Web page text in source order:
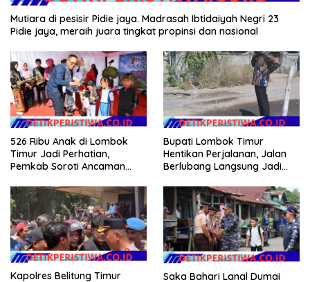
Mutiara di pesisir Pidie jaya. Madrasah Ibtidaiyah Negri 23
Pidie jaya, meraih juara tingkat propinsi dan nasional
526 Ribu Anak di Lombok
Timur Jadi Perhatian,
Pemkab Soroti Ancaman
Pernikahan Dini
Bupati Lombok Timur
Hentikan Perjalanan, Jalan
Berlubang Langsung Jadi
Kapolres Belitung Timur
Saka Bahari Lanal Dumai